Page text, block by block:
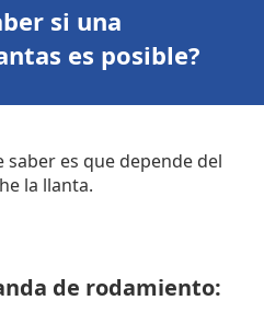
si una
es posible?
es que depende del
la llanta.
de rodamiento: